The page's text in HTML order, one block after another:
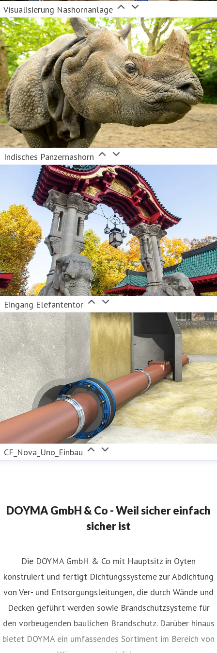
Visualisierung Nashornanlage
Indisches Panzernashorn
Eingang Elefantentor
CF_Nova_Uno_Einbau
DOYMA GmbH & Co - Weil sicher einfach
sicher ist
Die DOYMA GmbH & Co mit Hauptsitz in Oyten
konstruiert und fertigt Dichtungssysteme zur Abdichtung
von Ver- und Entsorgungsleitungen, die durch Wände und
Decken geführt werden sowie Brandschutzsysteme für
den vorbeugenden baulichen Brandschutz. Darüber hinaus
bietet DOYMA ein umfassendes Sortiment im Bereich von